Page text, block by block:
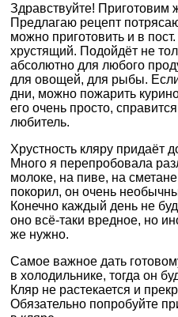
Здравствуйте!
Предлагаю рецепт
можно приготовить и в
хрустящий. Подойдёт не
абсолютно для любого
для овощей, для рыбы.
дни, можно пожарить
его очень просто,
любитель.
Хрустность кляру придаёт
Много я перепробовала
молоке, на пиве, на
покорил, он очень
Конечно каждый день не
оно всё-таки вредное, но
же нужно.
Самое важное дать
в холодильнике, тогда он
Кляр не растекается и
Обязательно попробуйте